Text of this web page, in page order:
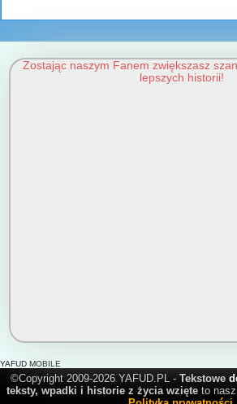
Zostając naszym Fanem zwiększasz
lepszych historii!
YAFUD MOBILE
©Copyright 2009-2026 YAFUD.PL - Tekstowe
teksty, wpadki i historie z życia wzięte to